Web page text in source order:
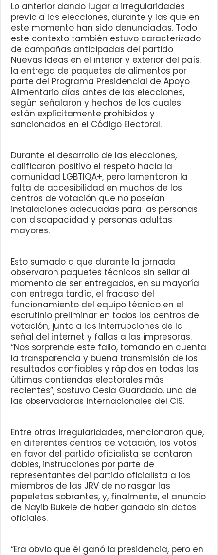
Lo anterior dando lugar a irregularidades
previo a las elecciones, durante y las que en
este momento han sido denunciadas. Todo
este contexto también estuvo caracterizado
de campañas anticipadas del partido
Nuevas Ideas en el interior y exterior del país,
la entrega de paquetes de alimentos por
parte del Programa Presidencial de Apoyo
Alimentario días antes de las elecciones,
según señalaron y hechos de los cuales
están explícitamente prohibidos y
sancionados en el Código Electoral.
Durante el desarrollo de las elecciones,
calificaron positivo el respeto hacia la
comunidad LGBTIQA+, pero lamentaron la
falta de accesibilidad en muchos de los
centros de votación que no poseían
instalaciones adecuadas para las personas
con discapacidad y personas adultas
mayores.
Esto sumado a que durante la jornada
observaron paquetes técnicos sin sellar al
momento de ser entregados, en su mayoría
con entrega tardía, el fracaso del
funcionamiento del equipo técnico en el
escrutinio preliminar en todos los centros de
votación, junto a las interrupciones de la
señal del internet y fallas a las impresoras.
“Nos sorprende este fallo, tomando en cuenta
la transparencia y buena transmisión de los
resultados confiables y rápidos en todas las
últimas contiendas electorales más
recientes”, sostuvo Cesia Guardado, una de
las observadoras internacionales del CIS.
Entre otras irregularidades, mencionaron que,
en diferentes centros de votación, los votos
en favor del partido oficialista se contaron
dobles, instrucciones por parte de
representantes del partido oficialista a los
miembros de las JRV de no rasgar las
papeletas sobrantes, y, finalmente, el anuncio
de Nayib Bukele de haber ganado sin datos
oficiales.
“Era obvio que él ganó la presidencia, pero en